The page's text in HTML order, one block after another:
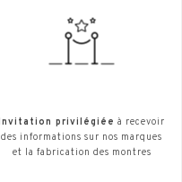
Invitation privilégiée à recevoir
des informations sur nos marques
et la fabrication des montres